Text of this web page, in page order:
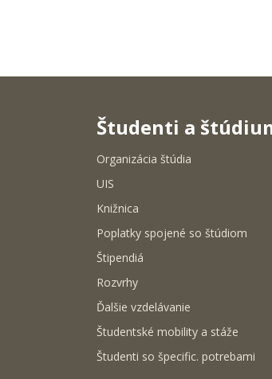
Študenti a
Organizácia štúdia
UIS
Knižnica
Poplatky spojené so štúdiom
Štipendiá
Rozvrhy
Ďalšie vzdelávanie
Študentské mobility a stáže
Študenti so špecific. potrebami